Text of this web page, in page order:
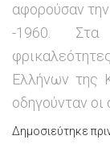
αφορούσαν
-1960. Στα
Ελλήνων της
οδηγούνταν οι
Δημοσιεύτηκε